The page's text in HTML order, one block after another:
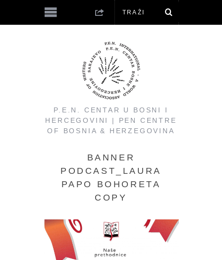
P.E.N. CENTAR U BOSNI I
HERCEGOVINI | PEN CENTRE
OF BOSNIA & HERZEGOVINA
BANNER
PODCAST_LAURA
PAPO BOHORETA
COPY